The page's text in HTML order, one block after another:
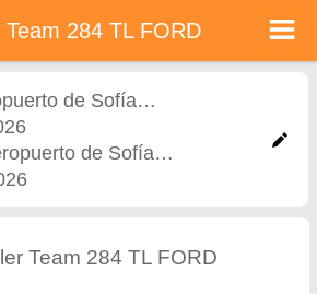
ilimitado, asientos para niños gratis, conductores adicionales gratis, precios
Team 284 TL FORD
Aeropuerto de Sofía
,Aeropuerto
Aeropuerto de Sofía
,Aeropuerto
Team 284 TL FORD